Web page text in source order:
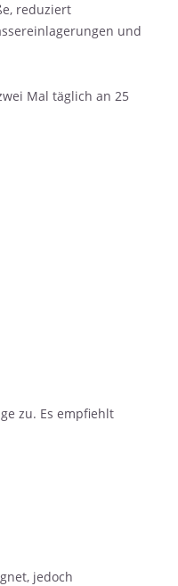
reduziert
und
Mal täglich an 25
zu. Es empfiehlt
jedoch